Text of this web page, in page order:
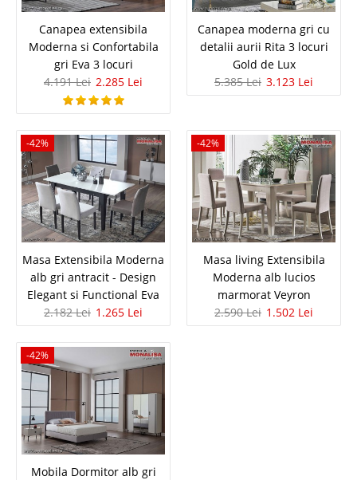
Pret Redus 7.299 Lei
In Stoc
Adauga la Favorite
-42%
Set Mobila Dormitor modern wenge
Matilda 5 usi oglinda pat cu Lada
Set Mobila dormitoare de lux moderne – Matilda wenge - Oferta de pret
set complet cu Transport Gratuit Bucuresti Transforma-ti dormitorul intr-
un spatiu sofisticat si confortabil cu acest set complet de mobila de
dormitor modern prezentat la pret va..
13.036 Lei
Pret Redus
Canapea extensibila
Moderna si Confortabila
gri Eva 3 locuri
4.191 Lei 2.285 Lei
Canapea moderna gri cu
detalii aurii Rita 3 locuri
Gold de Lux
5.385 Lei 3.123 Lei
-42%
Masa Extensibila Moderna
alb gri antracit - Design
Elegant si Functional Eva
2.182 Lei 1.265 Lei
-42%
Masa living Extensibila
Moderna alb lucios
marmorat Veyron
2.590 Lei 1.502 Lei
-42%
Mobila Dormitor alb gri